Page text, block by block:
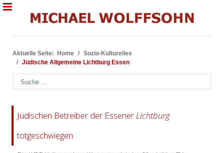
Aktuelle Seite: Home
Sozio-Kulturelles
Jüdische Allgemeine Lichtburg Essen
Suchen
Jüdischen Betreiber der EssenerLichtburg
totgeschwiegen